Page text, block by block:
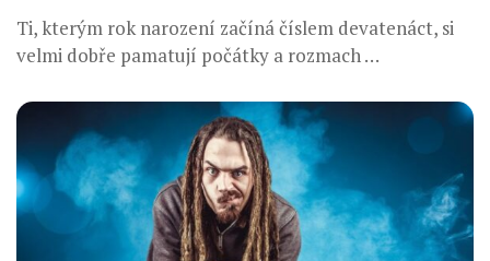
Ti, kterým rok narození začíná číslem devatenáct, si
velmi dobře pamatují počátky a rozmach …